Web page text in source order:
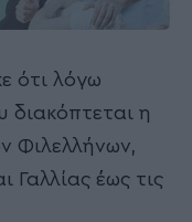
ότι λόγω
διακόπτεται η
Φιλελλήνων,
Γαλλίας έως τις